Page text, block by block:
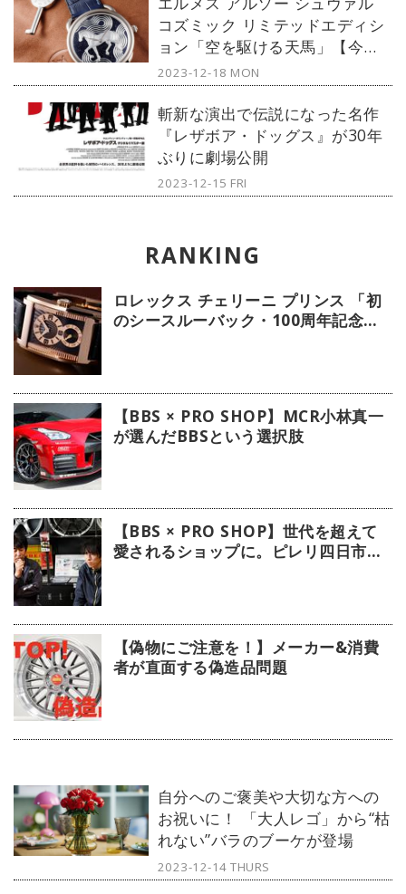
コズミック リミテッドエディシ
ョン「空を駆ける天馬」【今週
の逸本 Vol.229】
2023-12-18 MON
斬新な演出で伝説になった名作
『レザボア・ドッグス』が30年
ぶりに劇場公開
2023-12-15 FRI
ロレックス チェリーニ プリンス 「初
のシースルーバック・100周年記念モ
【BBS × PRO SHOP】MCR小林真一
が選んだBBSという選択肢
【BBS × PRO SHOP】世代を超えて
愛されるショップに。ピレリ四日市タ
【偽物にご注意を！】メーカー&消費
者が直面する偽造品問題
自分へのご褒美や大切な方への
お祝いに！ 「大人レゴ」から“枯
れない”バラのブーケが登場
2023-12-14 THURS